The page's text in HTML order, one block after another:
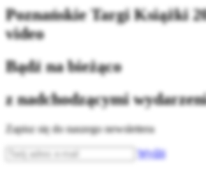
Poznańskie Targi Książki
video
Bądź na bieżąco
z nadchodzącymi
Zapisz się do naszego newslettera
Wyślij